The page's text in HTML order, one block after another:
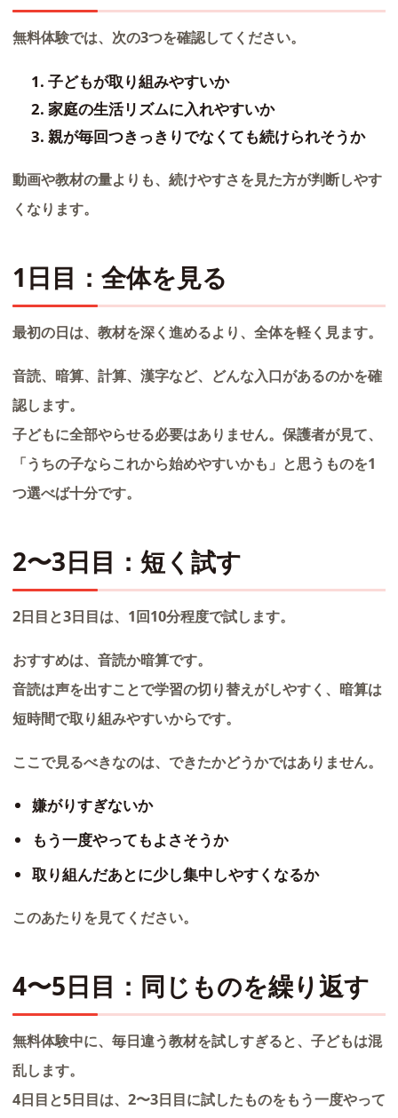
無料体験では、次の3つを確認してください。
子どもが取り組みやすいか
家庭の生活リズムに入れやすいか
親が毎回つきっきりでなくても続けられそうか
動画や教材の量よりも、続けやすさを見た方が判断しやす
くなります。
1日目：全体を見る
最初の日は、教材を深く進めるより、全体を軽く見ます。
音読、暗算、計算、漢字など、どんな入口があるのかを確
認します。
子どもに全部やらせる必要はありません。保護者が見て、
「うちの子ならこれから始めやすいかも」と思うものを1
つ選べば十分です。
2〜3日目：短く試す
2日目と3日目は、1回10分程度で試します。
おすすめは、音読か暗算です。
音読は声を出すことで学習の切り替えがしやすく、暗算は
短時間で取り組みやすいからです。
ここで見るべきなのは、できたかどうかではありません。
嫌がりすぎないか
もう一度やってもよさそうか
取り組んだあとに少し集中しやすくなるか
このあたりを見てください。
4〜5日目：同じものを繰り返す
無料体験中に、毎日違う教材を試しすぎると、子どもは混
乱します。
4日目と5日目は、2〜3日目に試したものをもう一度やって